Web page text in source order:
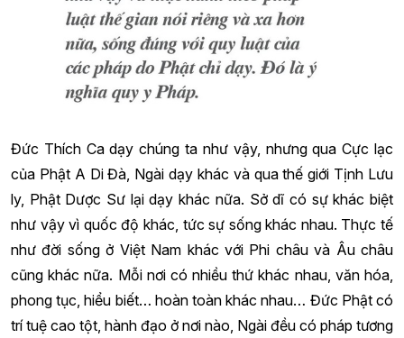
Đức Thích Ca dạy chúng ta như vậy, nhưng qua Cực lạc
của Phật A Di Đà, Ngài dạy khác và qua thế giới Tịnh Lưu
ly, Phật Dược Sư lại dạy khác nữa. Sở dĩ có sự khác biệt
như vậy vì quốc độ khác, tức sự sống khác nhau. Thực tế
như đời sống ở Việt Nam khác với Phi châu và Âu châu
cũng khác nữa. Mỗi nơi có nhiều thứ khác nhau, văn hóa,
phong tục, hiểu biết… hoàn toàn khác nhau… Đức Phật có
trí tuệ cao tột, hành đạo ở nơi nào, Ngài đều có pháp tương